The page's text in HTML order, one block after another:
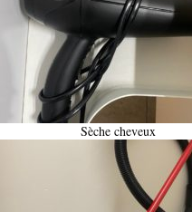
Sèche cheveux